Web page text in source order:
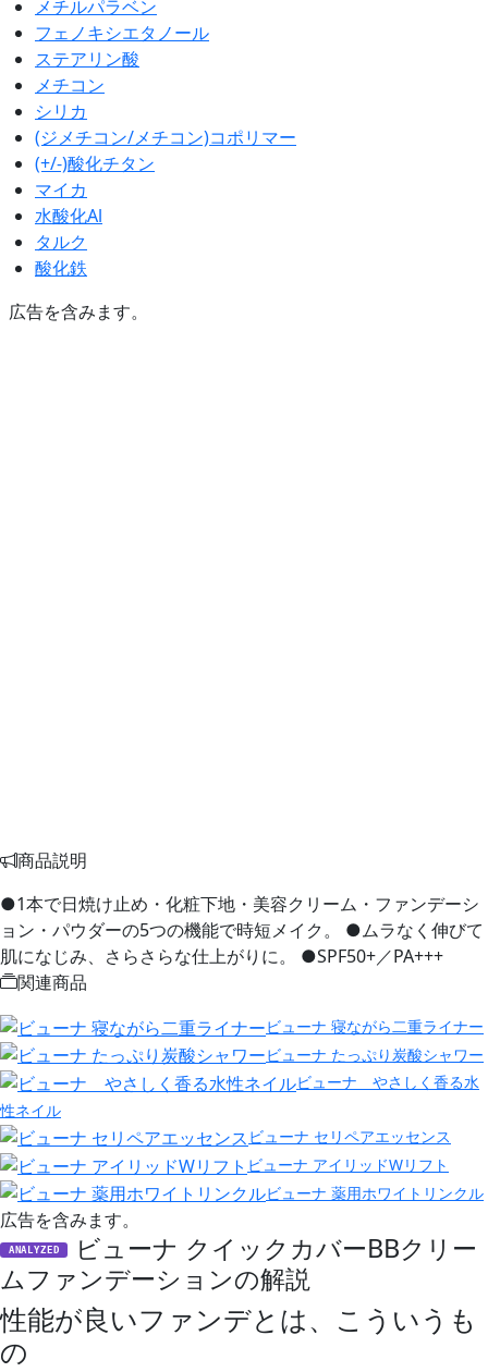
メチルパラベン
フェノキシエタノール
ステアリン酸
メチコン
シリカ
(ジメチコン/メチコン)コポリマー
(+/-)酸化チタン
マイカ
水酸化Al
タルク
酸化鉄
広告を含みます。
商品説明
●1本で日焼け止め・化粧下地・美容クリーム・ファンデーシ
ョン・パウダーの5つの機能で時短メイク。 ●ムラなく伸びて
肌になじみ、さらさらな仕上がりに。 ●SPF50+／PA+++
関連商品
ビューナ 寝ながら二重ライナー
ビューナ たっぷり炭酸シャワー
ビューナ やさしく香る水
性ネイル
ビューナ セリペアエッセンス
ビューナ アイリッドWリフト
ビューナ 薬用ホワイトリンクル
広告を含みます。
ANALYZED
ビューナ クイックカバーBBクリー
ムファンデーションの解説
性能が良いファンデとは、こういうも
の